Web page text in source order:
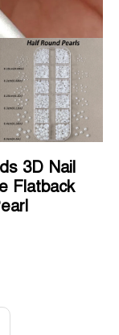
3D Nail
Flatback